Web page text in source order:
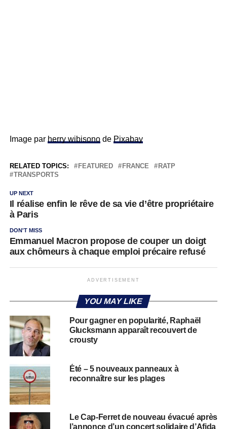
Image par herry wibisonode Pixabay
RELATED TOPICS: FEATURED FRANCE
RATP
TRANSPORTS
UP NEXT
Il réalise enfin le rêve de sa vie d’être propriétaire
à Paris
DON'T MISS
Emmanuel Macron propose de couper un doigt
aux chômeurs à chaque emploi précaire refusé
ADVERTISEMENT
YOU MAY LIKE
Pour gagner en popularité, Raphaël
Glucksmann apparaît recouvert de
crousty
Été – 5 nouveaux panneaux à
reconnaître sur les plages
Le Cap-Ferret de nouveau évacué après
l’annonce d’un concert solidaire d’Afida